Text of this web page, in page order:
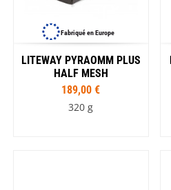
Fabriqué en Europe
LITEWAY PYRAOMM PLUS
HALF MESH
189,00 €
320 g